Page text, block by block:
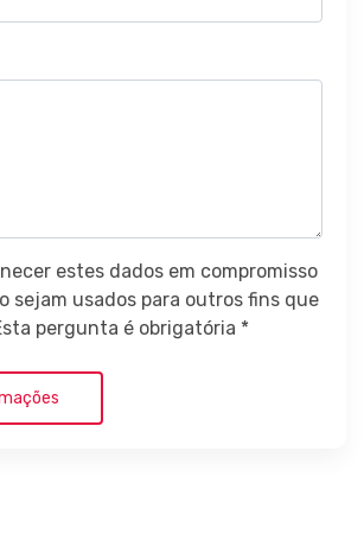
estes dados em compromisso
sejam usados para outros fins que
pergunta é obrigatória *